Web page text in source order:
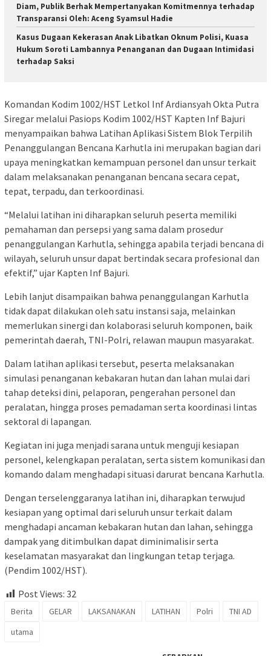
Diam, Publik Berhak Mempertanyakan Komitmennya terhadap
Transparansi Oleh: Aceng Syamsul Hadie
Kasus Dugaan Kekerasan Anak Libatkan Oknum Polisi, Kuasa
Hukum Soroti Lambannya Penanganan dan Dugaan Intimidasi
terhadap Saksi
Komandan Kodim 1002/HST Letkol Inf Ardiansyah Okta Putra
Siregar melalui Pasiops Kodim 1002/HST Kapten Inf Bajuri
menyampaikan bahwa Latihan Aplikasi Sistem Blok Terpilih
Penanggulangan Bencana Karhutla ini merupakan bagian dari
upaya meningkatkan kemampuan personel dan unsur terkait
dalam melaksanakan penanganan bencana secara cepat,
tepat, terpadu, dan terkoordinasi.
“Melalui latihan ini diharapkan seluruh peserta memiliki
pemahaman dan persepsi yang sama dalam prosedur
penanggulangan Karhutla, sehingga apabila terjadi bencana di
wilayah, seluruh unsur dapat bertindak secara profesional dan
efektif,” ujar Kapten Inf Bajuri.
Lebih lanjut disampaikan bahwa penanggulangan Karhutla
tidak dapat dilakukan oleh satu instansi saja, melainkan
memerlukan sinergi dan kolaborasi seluruh komponen, baik
pemerintah daerah, TNI-Polri, relawan maupun masyarakat.
Dalam latihan aplikasi tersebut, peserta melaksanakan
simulasi penanganan kebakaran hutan dan lahan mulai dari
tahap deteksi dini, pelaporan, pengerahan personel dan
peralatan, hingga proses pemadaman serta koordinasi lintas
sektoral di lapangan.
Kegiatan ini juga menjadi sarana untuk menguji kesiapan
personel, kelengkapan peralatan, serta sistem komunikasi dan
komando dalam menghadapi situasi darurat bencana Karhutla.
Dengan terselenggaranya latihan ini, diharapkan terwujud
kesiapan yang optimal dari seluruh unsur terkait dalam
menghadapi ancaman kebakaran hutan dan lahan, sehingga
dampak yang ditimbulkan dapat diminimalisir serta
keselamatan masyarakat dan lingkungan tetap terjaga.
(Pendim 1002/HST).
Post Views: 32
Berita GELAR LAKSANAKAN LATIHAN Polri
TNI AD
utama